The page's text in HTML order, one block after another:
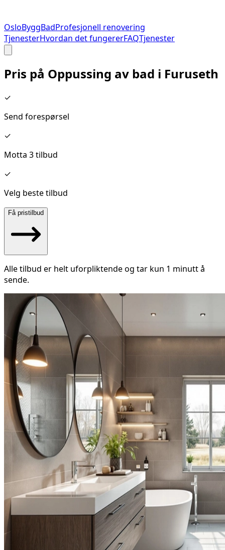
OsloByggBadProfesjonell renovering
TjenesterHvordan det fungererFAQTjenester
Pris på Oppussing av bad i Furuseth
✓
Send forespørsel
✓
Motta 3 tilbud
✓
Velg beste tilbud
Få pristilbud
Alle tilbud er helt uforpliktende og tar kun 1 minutt å
sende.